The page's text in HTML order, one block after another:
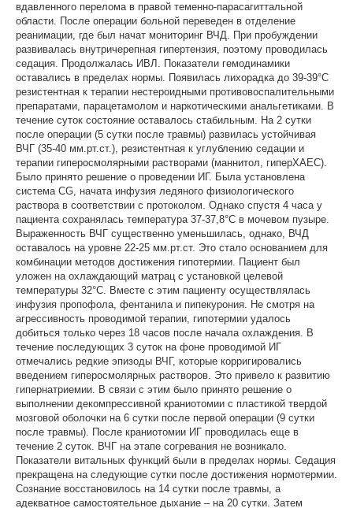
вдавленного перелома в правой теменно-парасагиттальной
области. После операции больной переведен в отделение
реанимации, где был начат мониторинг ВЧД. При пробуждении
развивалась внутричерепная гипертензия, поэтому проводилась
седация. Продолжалась ИВЛ. Показатели гемодинамики
оставались в пределах нормы. Появилась лихорадка до 39-39°С
резистентная к терапии нестероидными противовоспалительными
препаратами, парацетамолом и наркотическими анальгетиками. В
течение суток состояние оставалось стабильным. На 2 сутки
после операции (5 сутки после травмы) развилась устойчивая
ВЧГ (35-40 мм.рт.ст.), резистентная к углублению седации и
терапии гиперосмолярными растворами (маннитол, гиперХАЕС).
Было принято решение о проведении ИГ. Была установлена
система CG, начата инфузия ледяного физиологического
раствора в соответствии с протоколом. Однако спустя 4 часа у
пациента сохранялась температура 37-37,8°С в мочевом пузыре.
Выраженность ВЧГ существенно уменьшилась, однако, ВЧД
оставалось на уровне 22-25 мм.рт.ст. Это стало основанием для
комбинации методов достижения гипотермии. Пациент был
уложен на охлаждающий матрац с установкой целевой
температуры 32°С. Вместе с этим пациенту осуществлялась
инфузия пропофола, фентанила и пипекурония. Не смотря на
агрессивность проводимой терапии, гипотермии удалось
добиться только через 18 часов после начала охлаждения. В
течение последующих 3 суток на фоне проводимой ИГ
отмечались редкие эпизоды ВЧГ, которые корригировались
введением гиперосмолярных растворов. Это привело к развитию
гипернатриемии. В связи с этим было принято решение о
выполнении декомпрессивной краниотомии с пластикой твердой
мозговой оболочки на 6 сутки после первой операции (9 сутки
после травмы). После краниотомии ИГ проводилась еще в
течение 2 суток. ВЧГ на этапе согревания не возникало.
Показатели витальных функций были в пределах нормы. Седация
прекращена на следующие сутки после достижения нормотермии.
Сознание восстановилось на 14 сутки после травмы, а
адекватное самостоятельное дыхание – на 20 сутки. Затем